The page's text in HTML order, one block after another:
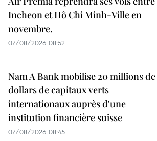
Incheon et Hô Chi Minh-Ville en
novembre.
07/08/2026 08:52
Nam A Bank mobilise 20 millions de
dollars de capitaux verts
internationaux auprès d'une
institution financière suisse
07/08/2026 08:45